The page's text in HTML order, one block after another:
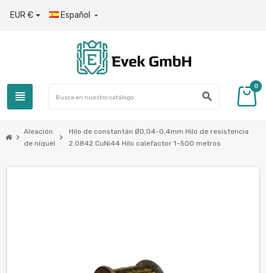
EUR € Español 
view_headline search
0
chevron_right
Aleación
de níquel
chevron_right
Hilo de constantán Ø0,04-0,4mm Hilo de resistencia
2.0842 CuNi44 Hilo calefactor 1-500 metros